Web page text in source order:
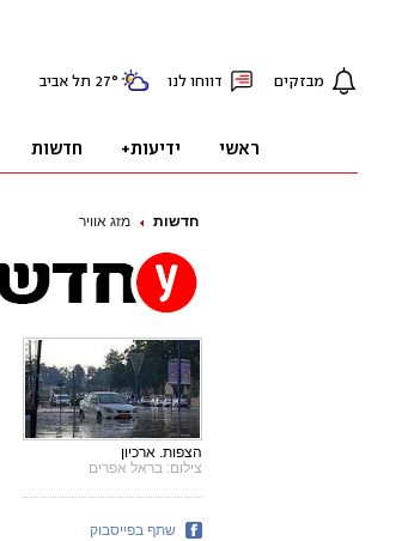
חדשות מזג אוויר
הצפות. ארכיון
צילום: בראל אפרים
שתף בפייסבוק